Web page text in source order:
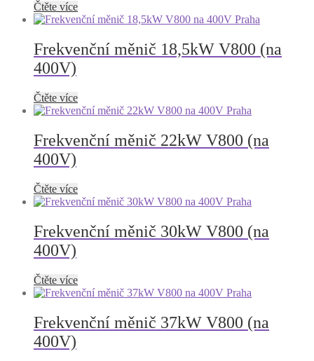
Čtěte více
Frekvenční měnič 18,5kW V800 (na
400V)
Čtěte více
Frekvenční měnič 22kW V800 (na
400V)
Čtěte více
Frekvenční měnič 30kW V800 (na
400V)
Čtěte více
Frekvenční měnič 37kW V800 (na
400V)